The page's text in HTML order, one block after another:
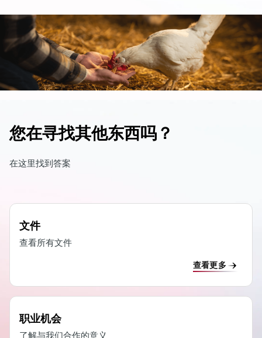
您在寻找其他东西吗？
在这里找到答案
文件
查看所有文件
查看更多
职业机会
了解与我们合作的意义